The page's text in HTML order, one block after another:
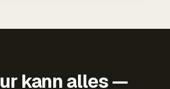
kann alles —